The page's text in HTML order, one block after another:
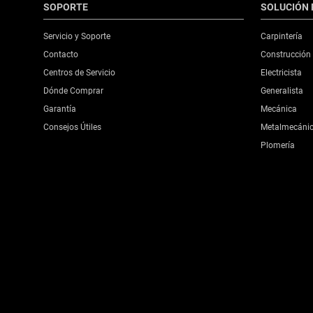
SOPORTE
Servicio y Soporte
Contacto
Centros de Servicio
Dónde Comprar
Garantía
Consejos Útiles
SOLUCIÓN
Carpintería
Construcción
Electricista
Generalista
Mecánica
Plomería